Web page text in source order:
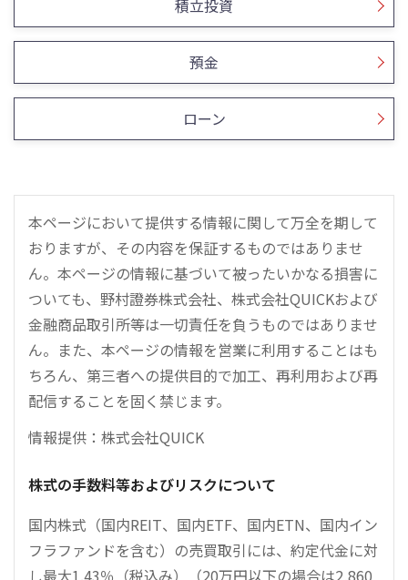
積立投資
預金
ローン
本ページにおいて提供する情報に関して万全を期して
おりますが、その内容を保証するものではありませ
ん。本ページの情報に基づいて被ったいかなる損害に
ついても、野村證券株式会社、株式会社QUICKおよび
金融商品取引所等は一切責任を負うものではありませ
ん。また、本ページの情報を営業に利用することはも
ちろん、第三者への提供目的で加工、再利用および再
配信することを固く禁じます。
情報提供：株式会社QUICK
株式の手数料等およびリスクについて
国内株式（国内REIT、国内ETF、国内ETN、国内イン
フラファンドを含む）の売買取引には、約定代金に対
し最大1.43％（税込み）（20万円以下の場合は2,860